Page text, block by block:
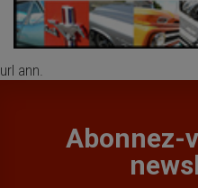
url ann.
Abonnez-